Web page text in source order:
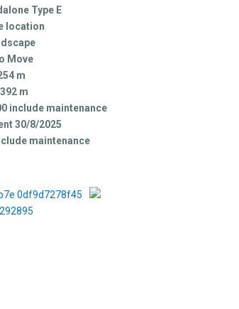
Type E
location
Move
m
m
include maintenance
30/8/2025
maintenance